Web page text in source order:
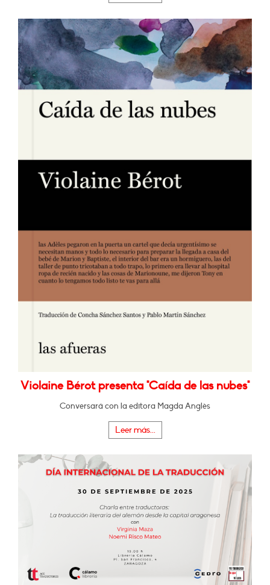
Violaine Bérot presenta "Caída de las nubes"
Conversará con la editora Magda Anglès
Leer más...